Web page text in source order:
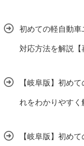
初めての軽自動
対応方法を解説【
【岐阜版】初め
れをわかりやすく
【岐阜版】初め